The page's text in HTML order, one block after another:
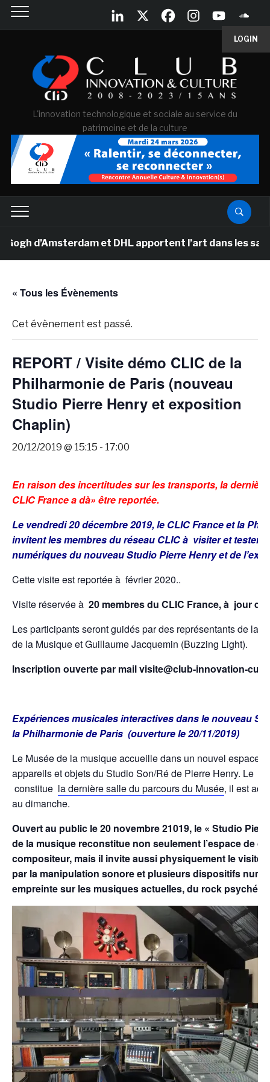
LOGIN
L'innovation technologique et sociale au service du
patrimoine et de la culture
d’Amsterdam et DHL apportent l’art dans les
« Tous les Évènements
Cet évènement est passé.
REPORT / Visite démo CLIC de la
Philharmonie de Paris (nouveau
Studio Pierre Henry et exposition
Chaplin)
20/12/2019 @ 15:15 - 17:00
En raison des incertitudes sur les transports, la
CLIC France a dà» être reportée.
Le vendredi 20 décembre 2019, le CLIC France et la
invitent les membres du réseau CLIC à visiter et tester
numériques du nouveau Studio Pierre Henry et de
Cette visite est reportée à février 2020..
Visite réservée à 20 membres du CLIC France, à jour
Les participants seront guidés par des représentants de la
de la Musique et Guillaume Jacquemin (Buzzing Light).
Inscription ouverte par mail visite@club-innovation-
Expériences musicales interactives dans le nouveau
la Philharmonie de Paris (ouverture le 20/11/2019)
Le Musée de la musique accueille dans un nouvel espace
appareils et objets du Studio Son/Ré de Pierre Henry. Le
constitue la dernière salle du parcours du Musée, il est
au dimanche.
Ouvert au public le 20 novembre 21019, le « Studio
de la musique reconstitue non seulement l’espace de
compositeur, mais il invite aussi physiquement le
par la manipulation sonore et plusieurs dispositifs
empreinte sur les musiques actuelles, du rock